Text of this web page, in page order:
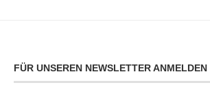
FÜR UNSEREN NEWSLETTER ANMELDEN